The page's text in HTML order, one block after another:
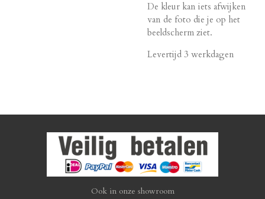
De kleur kan iets afwijken
van de foto die je op het
beeldscherm ziet.
Levertijd 3 werkdagen
Ook in onze showroom